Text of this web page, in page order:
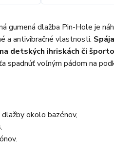
gumená dlažba Pin-Hole je
a antivibračné vlastnosti.
na detských ihriskách či
spadnúť voľným pádom na
okolo bazénov,